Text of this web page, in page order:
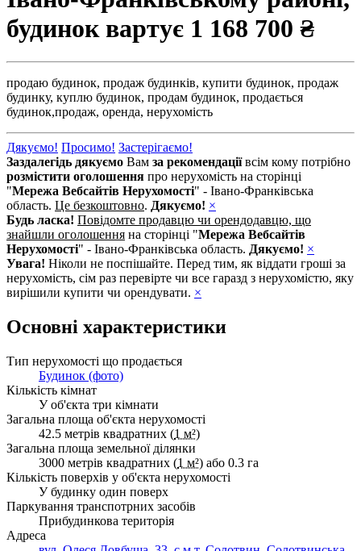
будинок вартує 1 168 700 ₴
продаю будинок, продаж будинків, купити будинок, продаж
будинку, куплю будинок, продам будинок, продається
будинок,продаж, оренда, нерухомість
Дякуємо! Просимо! Застерігаємо!
Заздалегідь дякуємо Вам за рекомендаціївсім кому потрібно
розмістити оголошення про нерухомість на сторінці
"Мережа Вебсайтів Нерухомості" - Івано-Франківська
область. Це безкоштовно. Дякуємо! ×
Будь ласка! Повідомте продавцю чи орендодавцю, що
знайшли оголошення на сторінці "Мережа Вебсайтів
Нерухомості" - Івано-Франківська область. Дякуємо! ×
Увага! Ніколи не поспішайте. Перед тим, як віддати гроші за
нерухомість, сім раз перевірте чи все гаразд з нерухомістю, яку
вирішили купити чи орендувати. ×
Основні характеристики
Тип нерухомості що продається
Будинок (фото)
Кількість кімнат
У об'єкта три кімнати
Загальна площа об'єкта нерухомості
42.5 метрів квадратних (1 м²)
Загальна площа земельної ділянки
3000 метрів квадратних (1 м²) або 0.3 га
Кількість поверхів у об'єкта нерухомості
У будинку один поверх
Паркування транспотрних засобів
Прибудинкова територія
Адреса